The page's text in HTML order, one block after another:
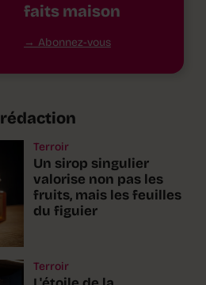
faits maison
Abonnez-vous
Terroir
Un sirop singulier
valorise non pas les
fruits, mais les feuilles
du figuier
Terroir